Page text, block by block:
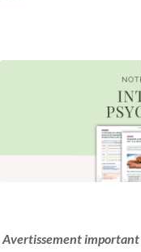
Avertissement important